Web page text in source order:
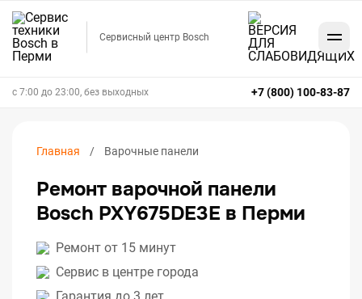
Сервисный центр Bosch
+7 (800) 100-83-87
с 7:00 до 23:00, без выходных
Главная Варочные панели
Ремонт варочной панели
Bosch PXY675DE3E в Перми
Ремонт от 15 минут
Сервис в центре города